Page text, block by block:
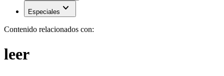
Especiales expand_more
Contenido relacionados con:
leer